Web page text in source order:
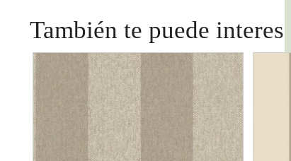
También te puede interesar